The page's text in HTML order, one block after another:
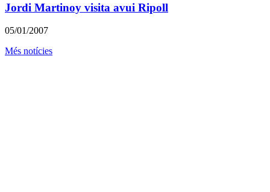
Jordi Martinoy visita avui Ripoll
05/01/2007
Més notícies